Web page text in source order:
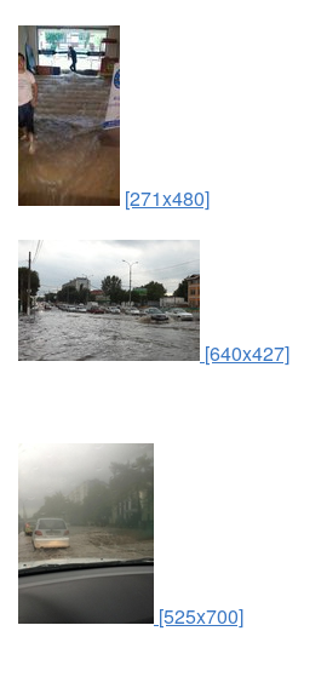
[271x480]
[640x427]
[525x700]